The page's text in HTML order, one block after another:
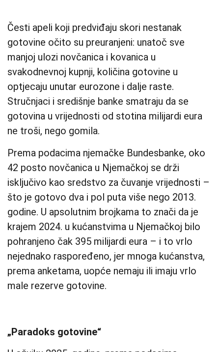
Česti apeli koji predviđaju skori nestanak
gotovine očito su preuranjeni: unatoč sve
manjoj ulozi novčanica i kovanica u
svakodnevnoj kupnji, količina gotovine u
optjecaju unutar eurozone i dalje raste.
Stručnjaci i središnje banke smatraju da se
gotovina u vrijednosti od stotina milijardi eura
ne troši, nego gomila.
Prema podacima njemačke Bundesbanke, oko
42 posto novčanica u Njemačkoj se drži
isključivo kao sredstvo za čuvanje vrijednosti –
što je gotovo dva i pol puta više nego 2013.
godine. U apsolutnim brojkama to znači da je
krajem 2024. u kućanstvima u Njemačkoj bilo
pohranjeno čak 395 milijardi eura – i to vrlo
nejednako raspoređeno, jer mnoga kućanstva,
prema anketama, uopće nemaju ili imaju vrlo
male rezerve gotovine.
„Paradoks gotovine“